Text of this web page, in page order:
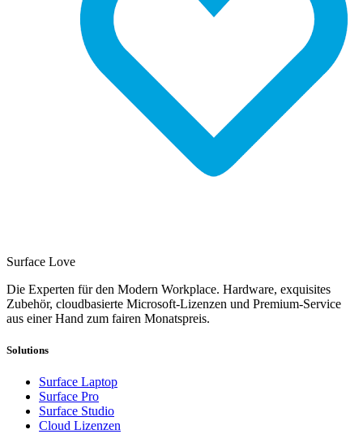
Surface Love
Die Experten für den Modern Workplace. Hardware, exquisites
Zubehör, cloudbasierte Microsoft-Lizenzen und Premium-Service
aus einer Hand zum fairen Monatspreis.
Solutions
Surface Laptop
Surface Pro
Surface Studio
Cloud Lizenzen